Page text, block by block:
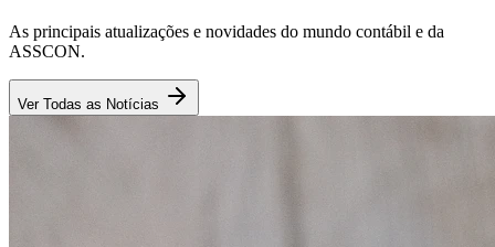
As principais atualizações e novidades do mundo contábil e da
ASSCON.
Ver Todas as Notícias